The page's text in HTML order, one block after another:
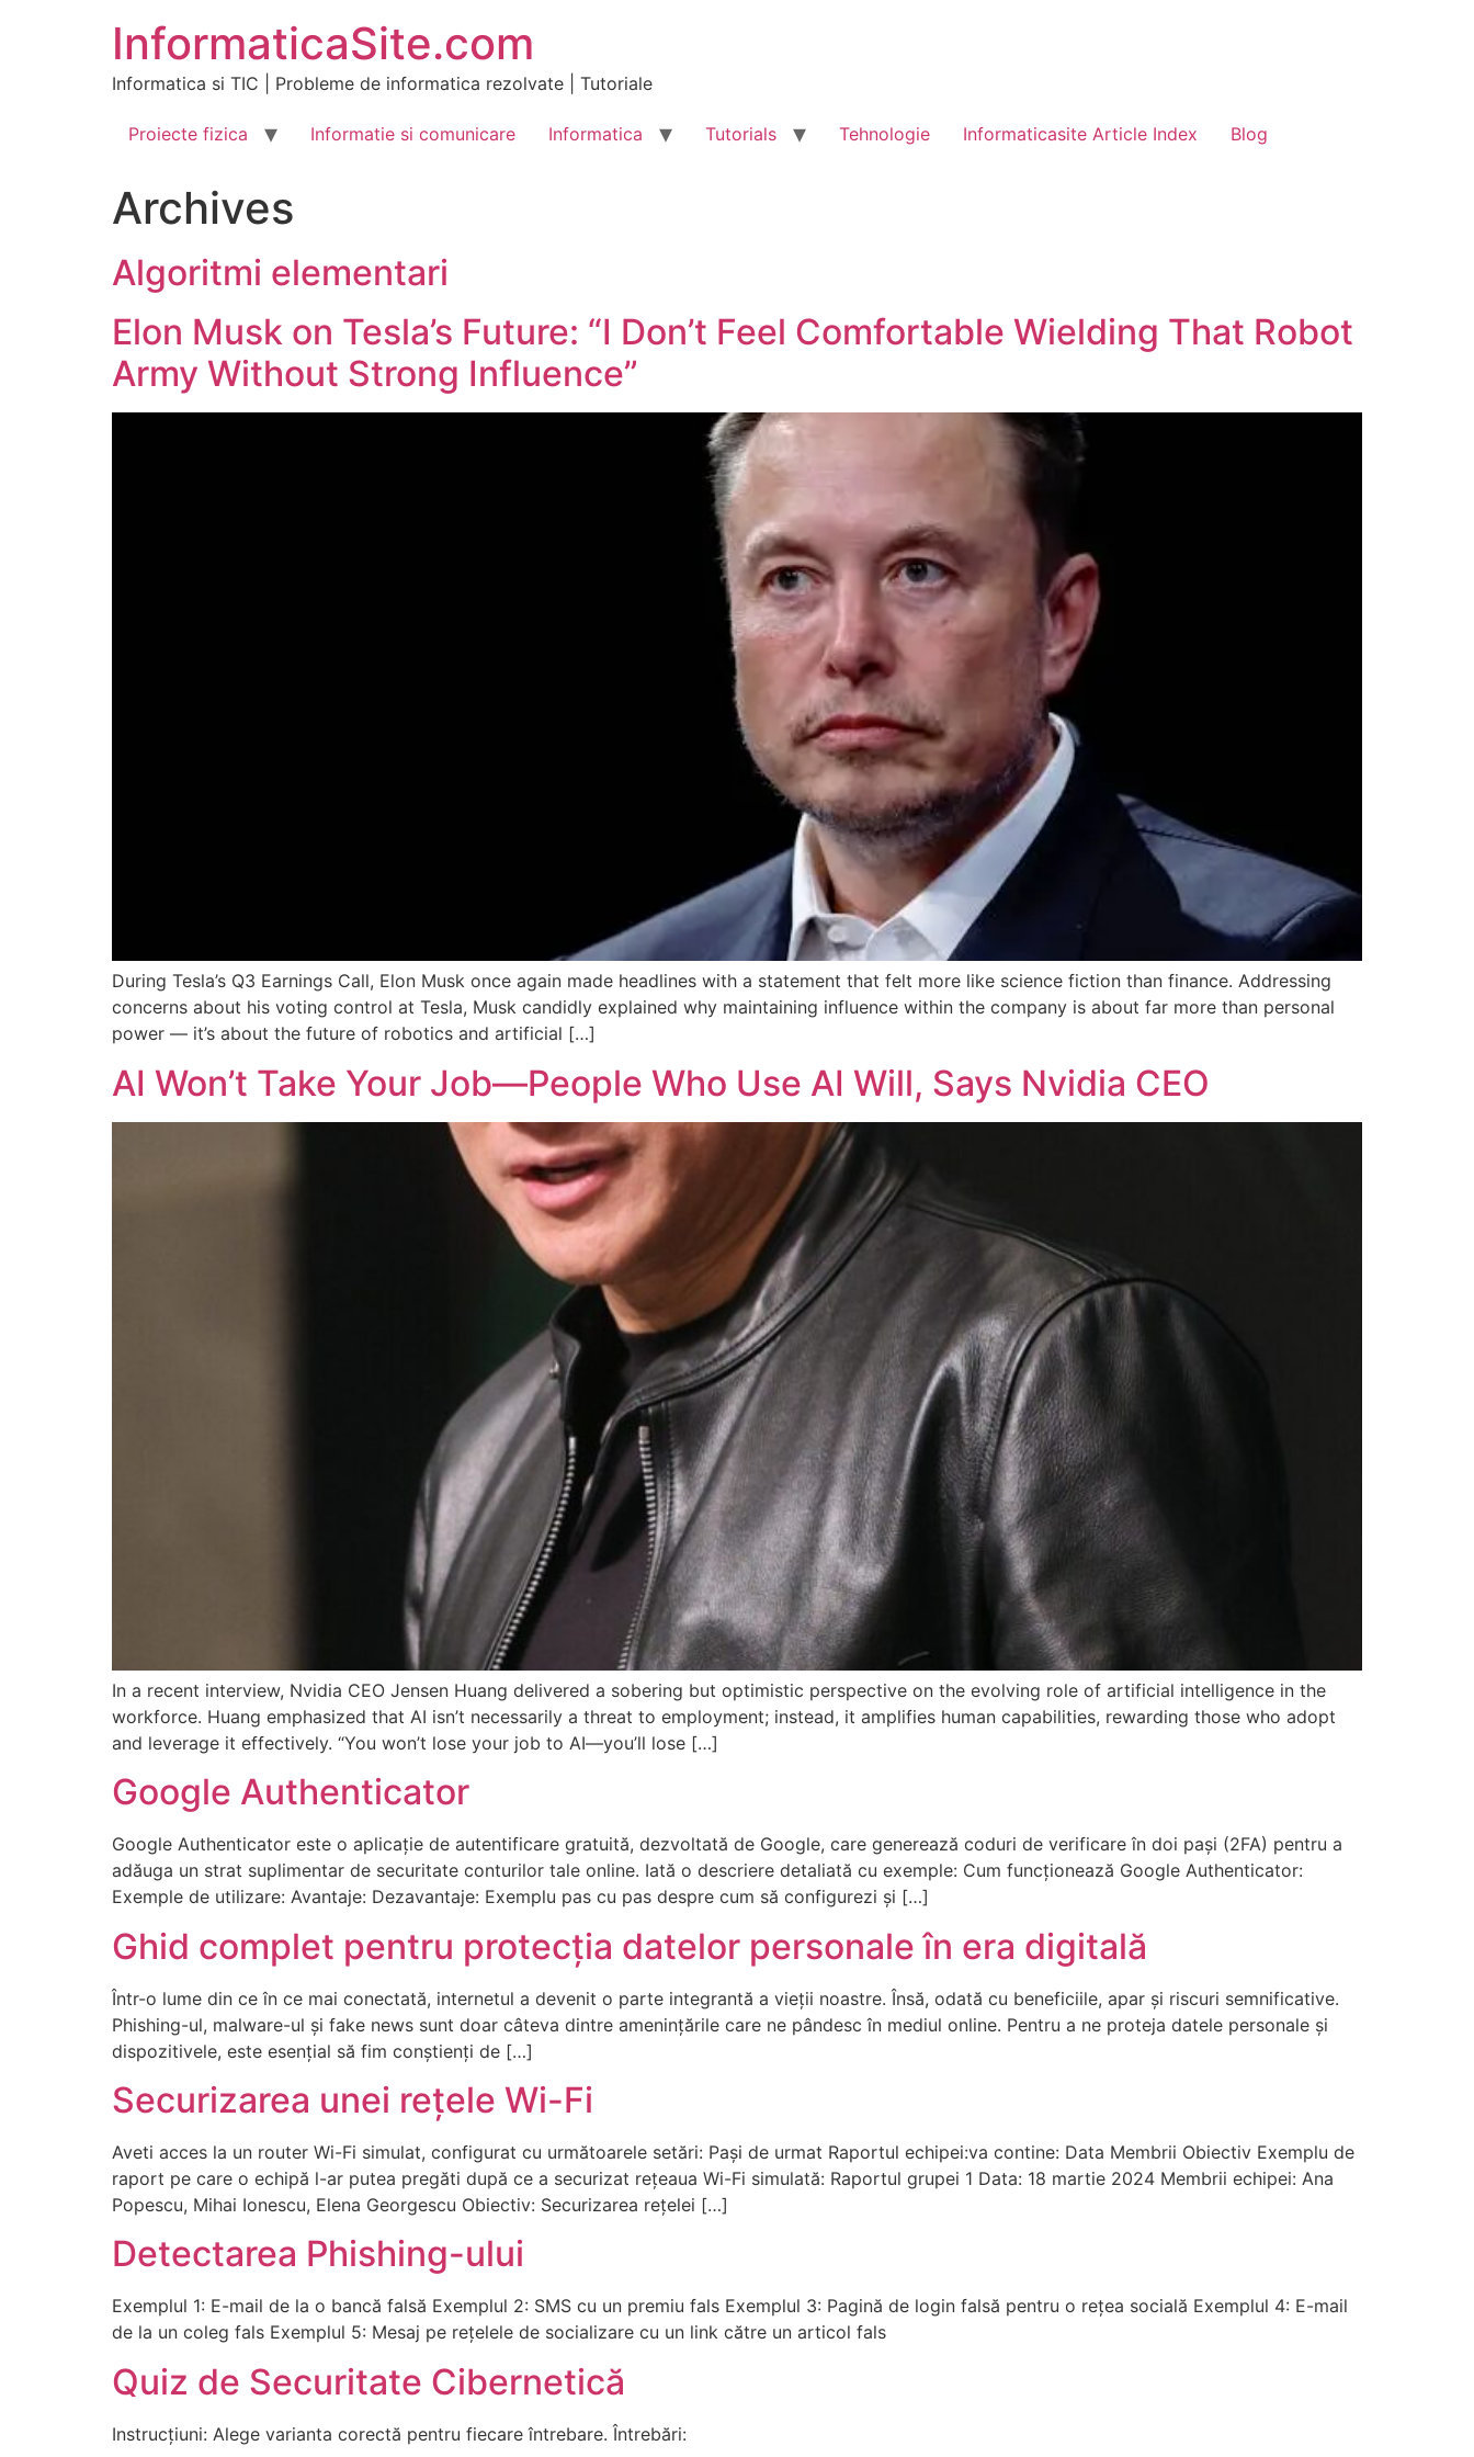
InformaticaSite.com
Informatica si TIC | Probleme de informatica rezolvate | Tutoriale
Proiecte fizica Informatie si comunicare Informatica Tutorials Tehnologie Informaticasite Article Index Blog
Archives
Algoritmi elementari
Elon Musk on Tesla’s Future: “I Don’t Feel Comfortable Wielding That Robot
Army Without Strong Influence”
During Tesla’s Q3 Earnings Call, Elon Musk once again made headlines with a statement that felt more like science fiction than finance. Addressing
concerns about his voting control at Tesla, Musk candidly explained why maintaining influence within the company is about far more than personal
power — it’s about the future of robotics and artificial […]
AI Won’t Take Your Job—People Who Use AI Will, Says Nvidia CEO
In a recent interview, Nvidia CEO Jensen Huang delivered a sobering but optimistic perspective on the evolving role of artificial intelligence in the
workforce. Huang emphasized that AI isn’t necessarily a threat to employment; instead, it amplifies human capabilities, rewarding those who adopt
and leverage it effectively. “You won’t lose your job to AI—you’ll lose […]
Google Authenticator
Google Authenticator este o aplicație de autentificare gratuită, dezvoltată de Google, care generează coduri de verificare în doi pași (2FA) pentru a
adăuga un strat suplimentar de securitate conturilor tale online. Iată o descriere detaliată cu exemple: Cum funcționează Google Authenticator:
Exemple de utilizare: Avantaje: Dezavantaje: Exemplu pas cu pas despre cum să configurezi și […]
Ghid complet pentru protecția datelor personale în era digitală
Într-o lume din ce în ce mai conectată, internetul a devenit o parte integrantă a vieții noastre. Însă, odată cu beneficiile, apar și riscuri semnificative.
Phishing-ul, malware-ul și fake news sunt doar câteva dintre amenințările care ne pândesc în mediul online. Pentru a ne proteja datele personale și
dispozitivele, este esențial să fim conștienți de […]
Securizarea unei rețele Wi-Fi
Aveti acces la un router Wi-Fi simulat, configurat cu următoarele setări: Pași de urmat Raportul echipei:va contine: Data Membrii Obiectiv Exemplu de
raport pe care o echipă l-ar putea pregăti după ce a securizat rețeaua Wi-Fi simulată: Raportul grupei 1 Data: 18 martie 2024 Membrii echipei: Ana
Popescu, Mihai Ionescu, Elena Georgescu Obiectiv: Securizarea rețelei […]
Detectarea Phishing-ului
Exemplul 1: E-mail de la o bancă falsă Exemplul 2: SMS cu un premiu fals Exemplul 3: Pagină de login falsă pentru o rețea socială Exemplul 4: E-mail
de la un coleg fals Exemplul 5: Mesaj pe rețelele de socializare cu un link către un articol fals
Quiz de Securitate Cibernetică
Instrucțiuni: Alege varianta corectă pentru fiecare întrebare. Întrebări: